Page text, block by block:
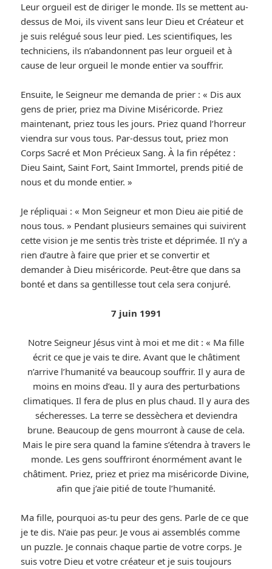
Leur orgueil est de diriger le monde. Ils se mettent au-
dessus de Moi, ils vivent sans leur Dieu et Créateur et
je suis relégué sous leur pied. Les scientifiques, les
techniciens, ils n’abandonnent pas leur orgueil et à
cause de leur orgueil le monde entier va souffrir.
Ensuite, le Seigneur me demanda de prier : « Dis aux
gens de prier, priez ma Divine Miséricorde. Priez
maintenant, priez tous les jours. Priez quand l’horreur
viendra sur vous tous. Par-dessus tout, priez mon
Corps Sacré et Mon Précieux Sang. À la fin répétez :
Dieu Saint, Saint Fort, Saint Immortel, prends pitié de
nous et du monde entier. »
Je répliquai : « Mon Seigneur et mon Dieu aie pitié de
nous tous. » Pendant plusieurs semaines qui suivirent
cette vision je me sentis très triste et déprimée. Il n’y a
rien d’autre à faire que prier et se convertir et
demander à Dieu miséricorde. Peut-être que dans sa
bonté et dans sa gentillesse tout cela sera conjuré.
7 juin 1991
Notre Seigneur Jésus vint à moi et me dit : « Ma fille
écrit ce que je vais te dire. Avant que le châtiment
n’arrive l’humanité va beaucoup souffrir. Il y aura de
moins en moins d’eau. Il y aura des perturbations
climatiques. Il fera de plus en plus chaud. Il y aura des
sécheresses. La terre se dessèchera et deviendra
brune. Beaucoup de gens mourront à cause de cela.
Mais le pire sera quand la famine s’étendra à travers le
monde. Les gens souffriront énormément avant le
châtiment. Priez, priez et priez ma miséricorde Divine,
afin que j’aie pitié de toute l’humanité.
Ma fille, pourquoi as-tu peur des gens. Parle de ce que
je te dis. N’aie pas peur. Je vous ai assemblés comme
un puzzle. Je connais chaque partie de votre corps. Je
suis votre Dieu et votre créateur et je suis toujours